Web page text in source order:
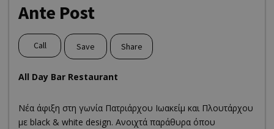
Ante Post
Call Save Share
All Day Bar Restaurant
Νέα άφιξη στη γωνία Πατριάρχου Ιωακείμ και Πλουτάρχου
με black & white design. Ανοιχτά παράθυρα όπου